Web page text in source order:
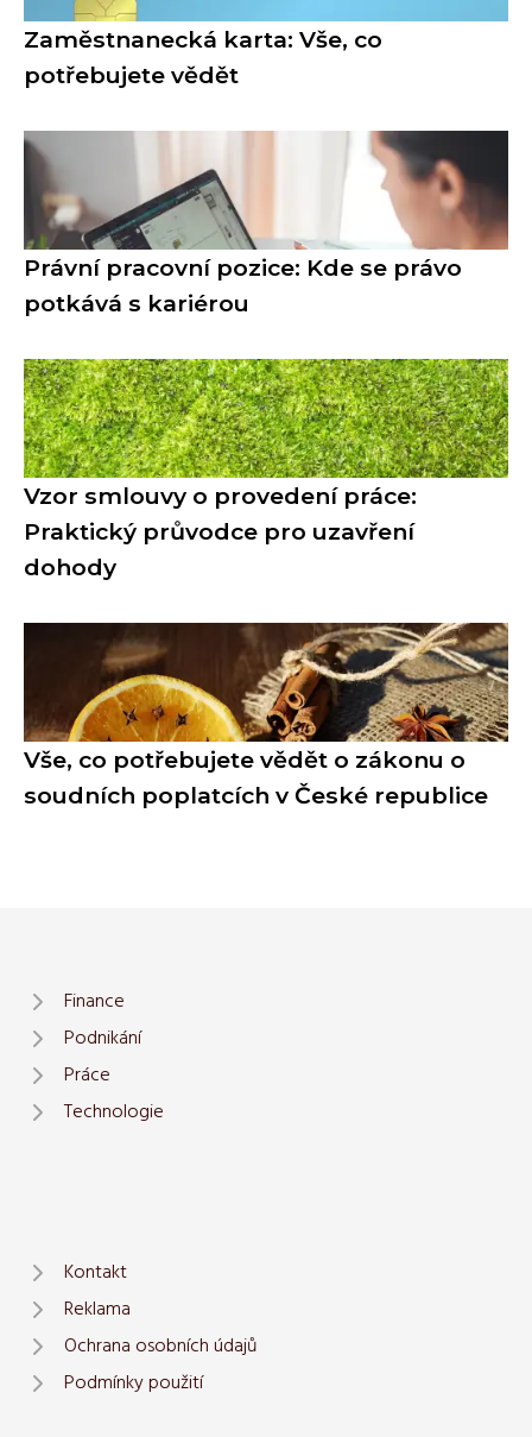
Zaměstnanecká karta: Vše, co
potřebujete vědět
Právní pracovní pozice: Kde se právo
potkává s kariérou
Vzor smlouvy o provedení práce:
Praktický průvodce pro uzavření
dohody
Vše, co potřebujete vědět o zákonu o
soudních poplatcích v České republice
Finance
Podnikání
Práce
Technologie
Kontakt
Reklama
Ochrana osobních údajů
Podmínky použití